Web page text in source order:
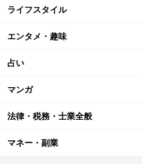
ライフスタイル
エンタメ・趣味
占い
マンガ
法律・税務・士業全般
マネー・副業